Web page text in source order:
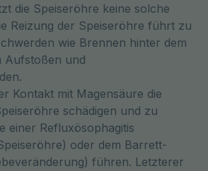
die Speiseröhre keine solche
Reizung der Speiseröhre führt zu
wie Brennen hinter dem
Aufstoßen und
Kontakt mit Magensäure die
schädigen und zu
einer Refluxösophagitis
oder dem Barrett-
führen. Letzterer